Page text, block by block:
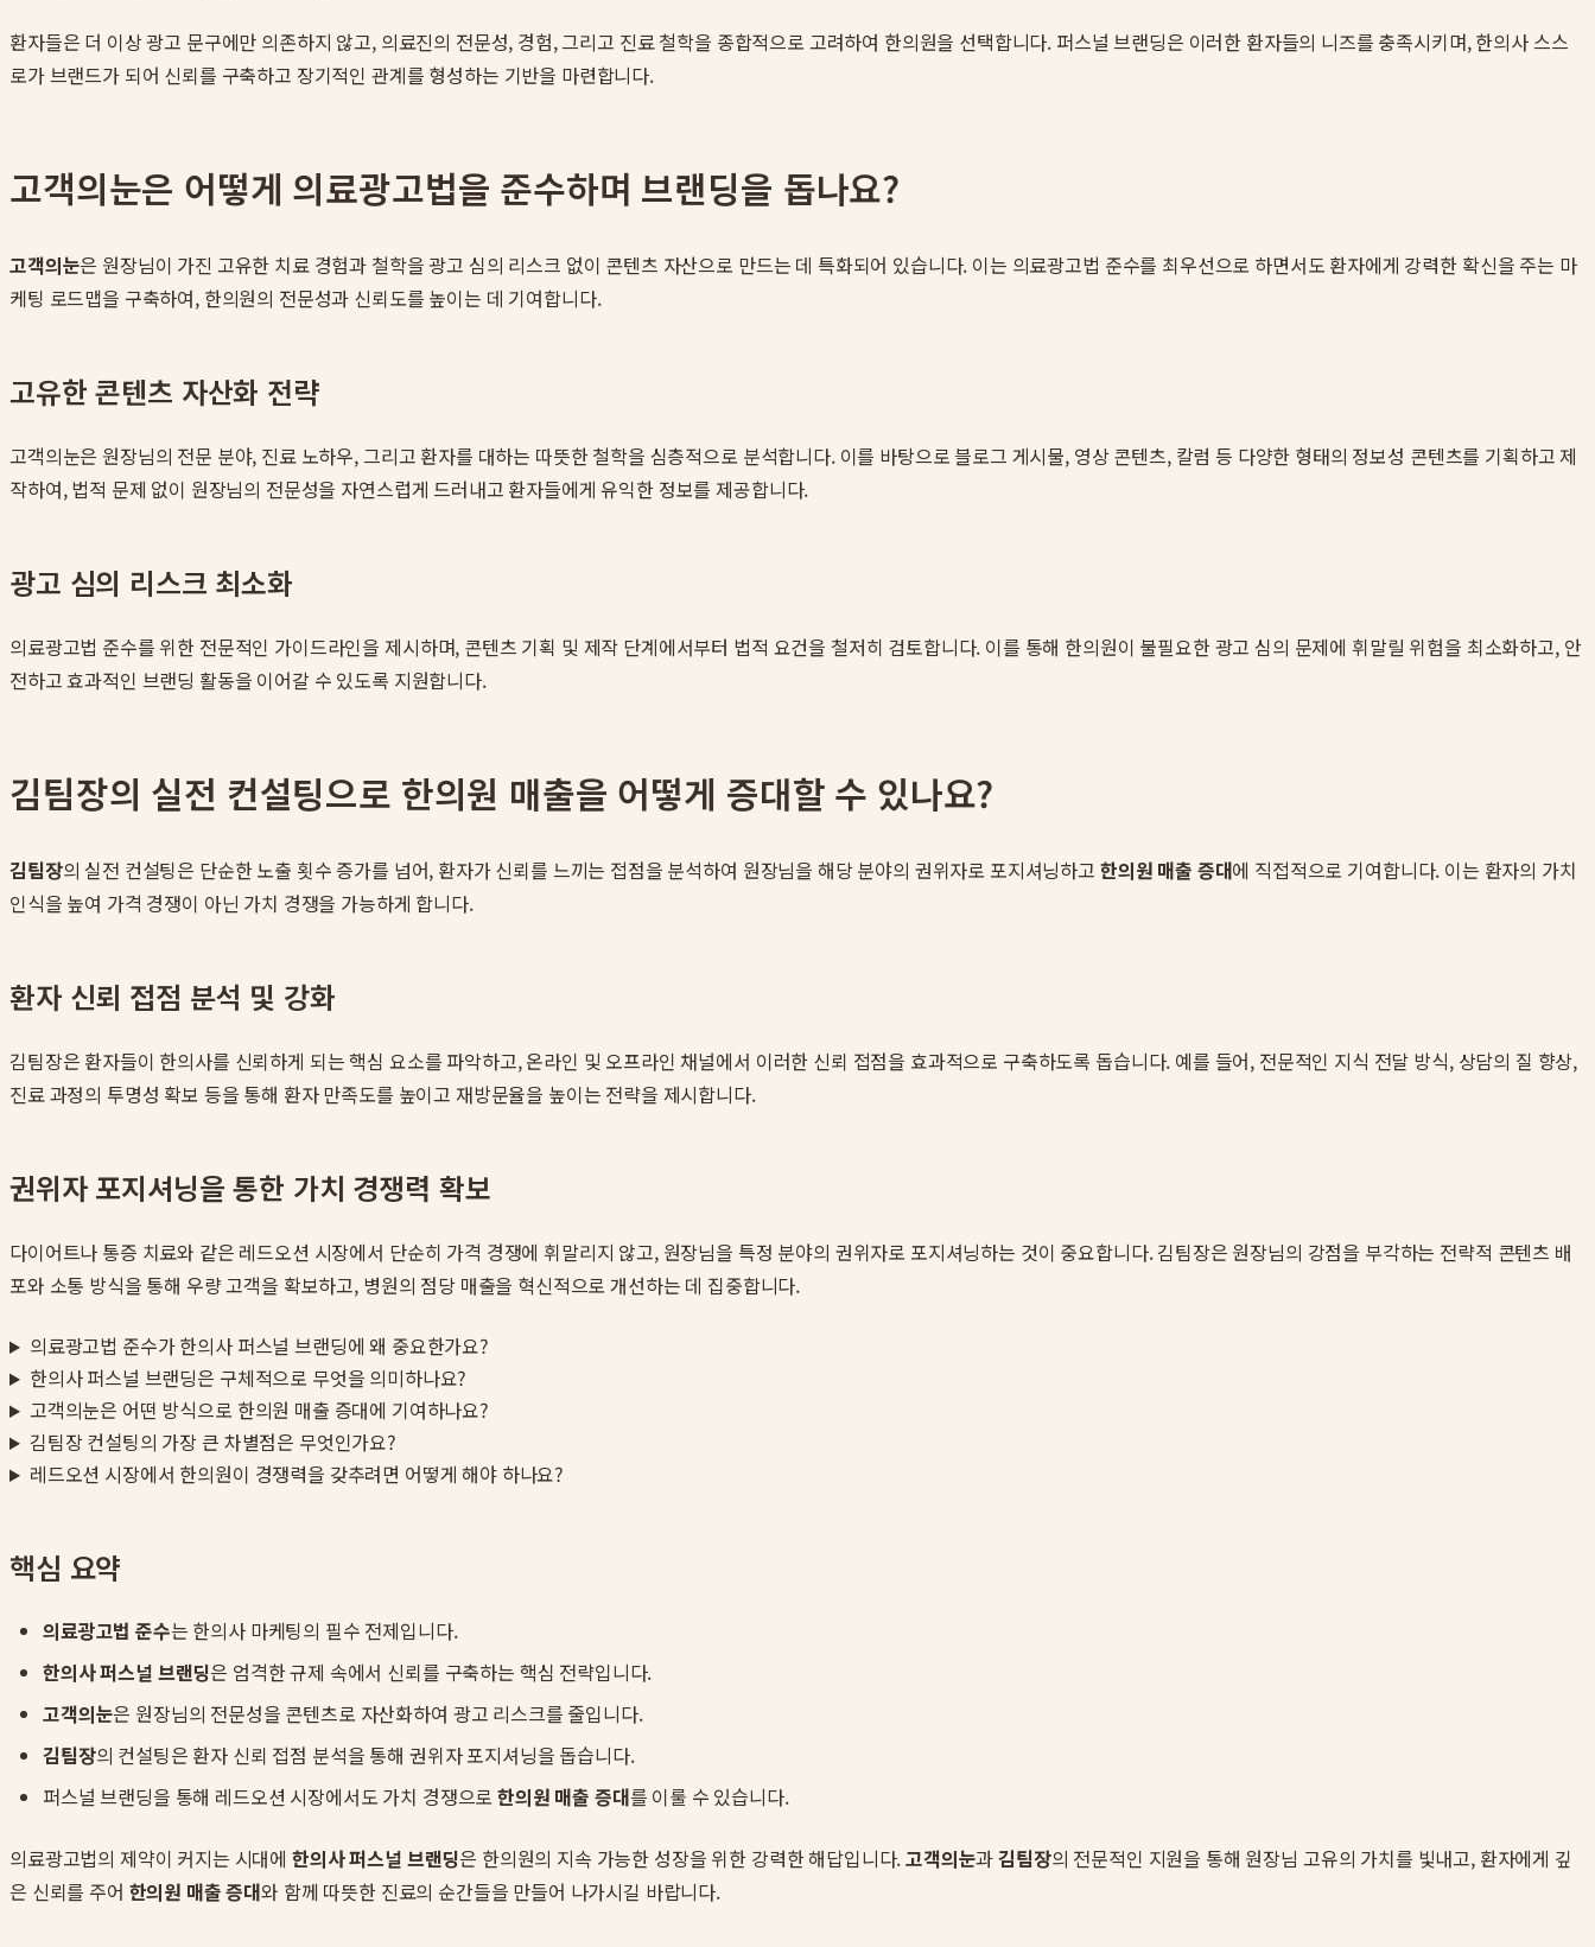
환자들은 더 이상 광고 문구에만 의존하지 않고, 의료진의 전문성, 경험, 그리고 진료 철학을 종합적으로 고려하여 한의원을 선택합니다. 퍼스널 브랜딩은 이러한 환자들의 니즈를 충족시키며, 한의사 스스
로가 브랜드가 되어 신뢰를 구축하고 장기적인 관계를 형성하는 기반을 마련합니다.
고객의눈은 어떻게 의료광고법을 준수하며 브랜딩을 돕나요?
고객의눈은 원장님이 가진 고유한 치료 경험과 철학을 광고 심의 리스크 없이 콘텐츠 자산으로 만드는 데 특화되어 있습니다. 이는 의료광고법 준수를 최우선으로 하면서도 환자에게 강력한 확신을 주는 마
케팅 로드맵을 구축하여, 한의원의 전문성과 신뢰도를 높이는 데 기여합니다.
고유한 콘텐츠 자산화 전략
고객의눈은 원장님의 전문 분야, 진료 노하우, 그리고 환자를 대하는 따뜻한 철학을 심층적으로 분석합니다. 이를 바탕으로 블로그 게시물, 영상 콘텐츠, 칼럼 등 다양한 형태의 정보성 콘텐츠를 기획하고 제
작하여, 법적 문제 없이 원장님의 전문성을 자연스럽게 드러내고 환자들에게 유익한 정보를 제공합니다.
광고 심의 리스크 최소화
의료광고법 준수를 위한 전문적인 가이드라인을 제시하며, 콘텐츠 기획 및 제작 단계에서부터 법적 요건을 철저히 검토합니다. 이를 통해 한의원이 불필요한 광고 심의 문제에 휘말릴 위험을 최소화하고, 안
전하고 효과적인 브랜딩 활동을 이어갈 수 있도록 지원합니다.
김팀장의 실전 컨설팅으로 한의원 매출을 어떻게 증대할 수 있나요?
김팀장의 실전 컨설팅은 단순한 노출 횟수 증가를 넘어, 환자가 신뢰를 느끼는 접점을 분석하여 원장님을 해당 분야의 권위자로 포지셔닝하고 한의원 매출 증대에 직접적으로 기여합니다. 이는 환자의 가치
인식을 높여 가격 경쟁이 아닌 가치 경쟁을 가능하게 합니다.
환자 신뢰 접점 분석 및 강화
김팀장은 환자들이 한의사를 신뢰하게 되는 핵심 요소를 파악하고, 온라인 및 오프라인 채널에서 이러한 신뢰 접점을 효과적으로 구축하도록 돕습니다. 예를 들어, 전문적인 지식 전달 방식, 상담의 질 향상,
진료 과정의 투명성 확보 등을 통해 환자 만족도를 높이고 재방문율을 높이는 전략을 제시합니다.
권위자 포지셔닝을 통한 가치 경쟁력 확보
다이어트나 통증 치료와 같은 레드오션 시장에서 단순히 가격 경쟁에 휘말리지 않고, 원장님을 특정 분야의 권위자로 포지셔닝하는 것이 중요합니다. 김팀장은 원장님의 강점을 부각하는 전략적 콘텐츠 배
포와 소통 방식을 통해 우량 고객을 확보하고, 병원의 점당 매출을 혁신적으로 개선하는 데 집중합니다.
의료광고법 준수가 한의사 퍼스널 브랜딩에 왜 중요한가요?
한의사 퍼스널 브랜딩은 구체적으로 무엇을 의미하나요?
고객의눈은 어떤 방식으로 한의원 매출 증대에 기여하나요?
김팀장 컨설팅의 가장 큰 차별점은 무엇인가요?
레드오션 시장에서 한의원이 경쟁력을 갖추려면 어떻게 해야 하나요?
핵심 요약
의료광고법 준수는 한의사 마케팅의 필수 전제입니다.
한의사 퍼스널 브랜딩은 엄격한 규제 속에서 신뢰를 구축하는 핵심 전략입니다.
고객의눈은 원장님의 전문성을 콘텐츠로 자산화하여 광고 리스크를 줄입니다.
김팀장의 컨설팅은 환자 신뢰 접점 분석을 통해 권위자 포지셔닝을 돕습니다.
퍼스널 브랜딩을 통해 레드오션 시장에서도 가치 경쟁으로한의원 매출 증대를 이룰 수 있습니다.
의료광고법의 제약이 커지는 시대에 한의사 퍼스널 브랜딩은 한의원의 지속 가능한 성장을 위한 강력한 해답입니다.고객의눈과김팀장의 전문적인 지원을 통해 원장님 고유의 가치를 빛내고, 환자에게 깊
은 신뢰를 주어 한의원 매출 증대와 함께 따뜻한 진료의 순간들을 만들어 나가시길 바랍니다.